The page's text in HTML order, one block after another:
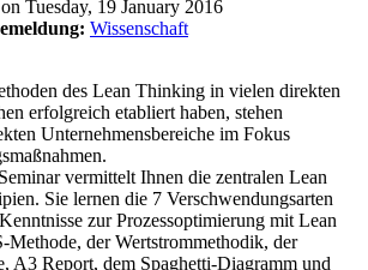
on Tuesday, 19 January 2016
Wissenschaft
des Lean Thinking in vielen direkten
erfolgreich etabliert haben, stehen
Unternehmensbereiche im Fokus
vermittelt Ihnen die zentralen Lean
Sie lernen die 7 Verschwendungsarten
zur Prozessoptimierung mit Lean
Methode, der Wertstrommethodik, der
A3 Report, dem Spaghetti-Diagramm und